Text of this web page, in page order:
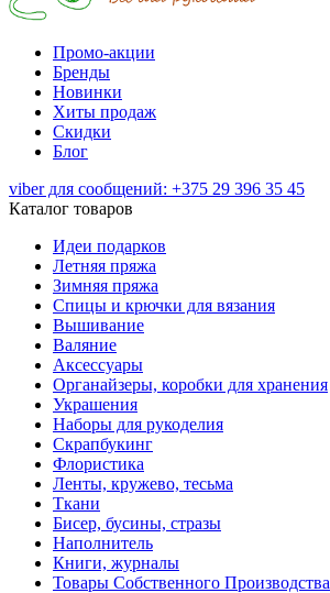
Промо-акции
Бренды
Новинки
Хиты продаж
Скидки
Блог
viber для сообщений: +375 29 396 35 45
Каталог товаров
Идеи подарков
Летняя пряжа
Зимняя пряжа
Спицы и крючки для вязания
Вышивание
Валяние
Аксессуары
Органайзеры, коробки для хранения
Украшения
Наборы для рукоделия
Скрапбукинг
Флористика
Ленты, кружево, тесьма
Ткани
Бисер, бусины, стразы
Наполнитель
Книги, журналы
Товары Собственного Производства